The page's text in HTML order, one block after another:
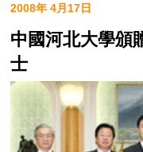
2008年 4月17日
中國河北大學頒
士